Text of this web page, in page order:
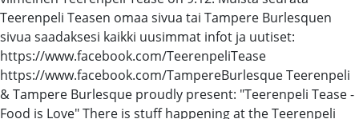
Teerenpeli Teasen omaa sivua tai Tampere Burlesquen
sivua saadaksesi kaikki uusimmat infot ja uutiset:
https://www.facebook.com/TeerenpeliTease
https://www.facebook.com/TampereBurlesque Teerenpeli
& Tampere Burlesque proudly present: "Teerenpeli Tease -
Food is Love" There is stuff happening at the Teerenpeli